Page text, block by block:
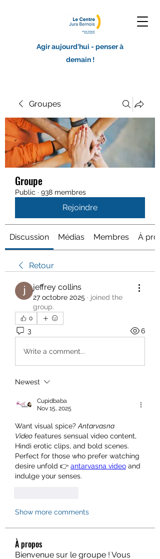
Agir aujourd'hui - penser à
demain !
Groupes
Groupe
Public · 938 membres
Rejoindre
Discussion Médias Membres À
Retour
jeffrey collins
27 octobre 2025 · joined the
group.
0
3 6
Write a comment...
Newest
Cupidbaba
Nov 15, 2025
Want visual spice? Antarvasna
Video features sensual video content,
Hindi erotic clips, and bold scenes.
Perfect for those who prefer watching
desire unfold 👉 antarvasna video and
indulge your senses.
Show more comments
À propos
Bienvenue sur le groupe ! Vous